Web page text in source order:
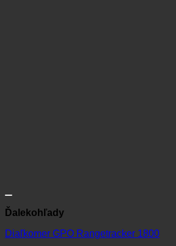
Ďalekohľady
Diaľkomer GPO Rangetracker 1800